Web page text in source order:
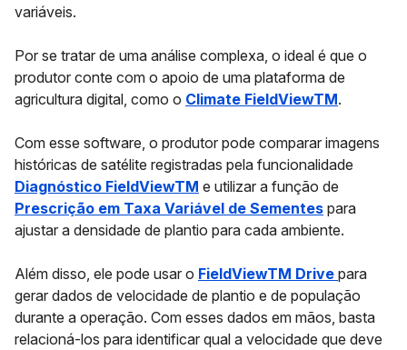
variáveis.
Por se tratar de uma análise complexa, o ideal é que o
produtor conte com o apoio de uma plataforma de
agricultura digital, como o Climate FieldViewTM.
Com esse software, o produtor pode comparar imagens
históricas de satélite registradas pela funcionalidade
Diagnóstico FieldViewTM e utilizar a função de
Prescrição em Taxa Variável de Sementes para
ajustar a densidade de plantio para cada ambiente.
Além disso, ele pode usar o FieldViewTM Drive para
gerar dados de velocidade de plantio e de população
durante a operação. Com esses dados em mãos, basta
relacioná-los para identificar qual a velocidade que deve